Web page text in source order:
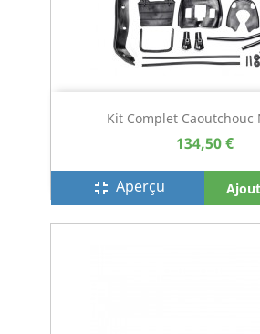
Kit Complet Caoutchouc
134,50 €
fullscreen_exit Aperçu